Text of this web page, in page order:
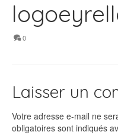
0
Laisser un
Votre adresse e-mail ne
obligatoires sont indiqués